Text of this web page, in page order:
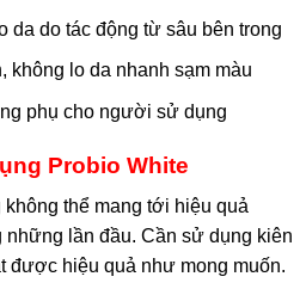
da do tác động từ sâu bên trong
không lo da nhanh sạm màu
phụ cho người sử dụng
Probio White
thể mang tới hiệu quả
những lần đầu. Cần sử dụng kiên
được hiệu quả như mong muốn.